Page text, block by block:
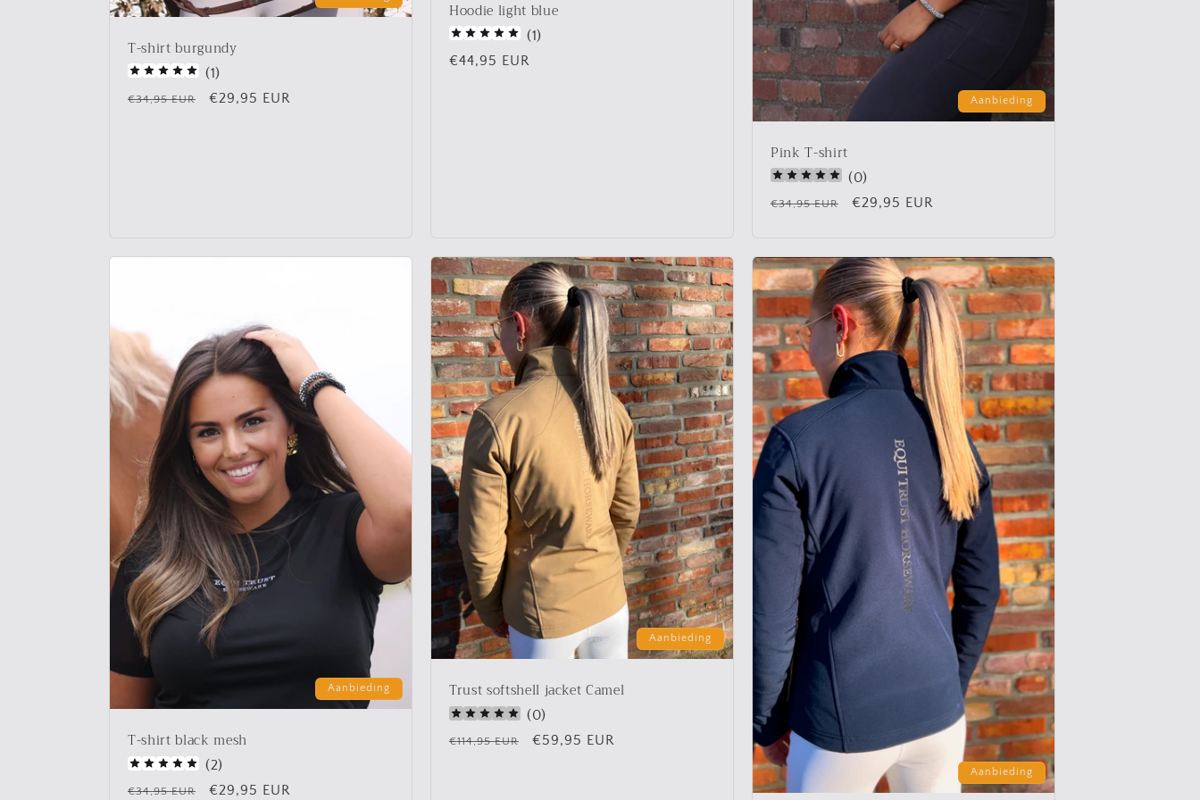
T-shirt burgundy
(1)
Normale
€34,95 EUR Aanbiedingsprijs
€29,95 EUR
Hoodie light blue
(1)
Normale
€44,95 EUR
Aanbieding
Pink T-shirt
(0)
Normale
€34,95 EUR Aanbiedingsprijs
€29,95 EUR
Aanbieding
T-shirt black mesh
(2)
Normale
€34,95 EUR Aanbiedingsprijs
€29,95 EUR
Aanbieding
Trust softshell jacket Camel
(0)
Normale
€114,95 EUR Aanbiedingsprijs
€59,95 EUR
Aanbieding